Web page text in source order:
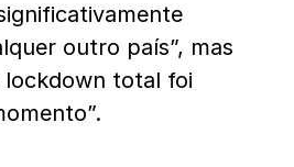
outro país”, mas
lockdown total foi